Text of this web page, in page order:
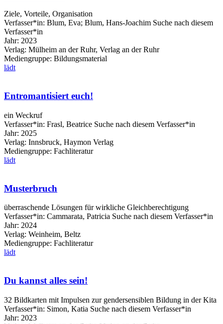
Ziele, Vorteile, Organisation
Verfasser*in: Blum, Eva; Blum, Hans-Joachim Suche nach diesem
Verfasser*in
Jahr: 2023
Verlag: Mülheim an der Ruhr, Verlag an der Ruhr
Mediengruppe: Bildungsmaterial
lädt
Entromantisiert euch!
ein Weckruf
Verfasser*in: Frasl, Beatrice Suche nach diesem Verfasser*in
Jahr: 2025
Verlag: Innsbruck, Haymon Verlag
Mediengruppe: Fachliteratur
lädt
Musterbruch
überraschende Lösungen für wirkliche Gleichberechtigung
Verfasser*in: Cammarata, Patricia Suche nach diesem Verfasser*in
Jahr: 2024
Verlag: Weinheim, Beltz
Mediengruppe: Fachliteratur
lädt
Du kannst alles sein!
32 Bildkarten mit Impulsen zur gendersensiblen Bildung in der Kita
Verfasser*in: Simon, Katia Suche nach diesem Verfasser*in
Jahr: 2023